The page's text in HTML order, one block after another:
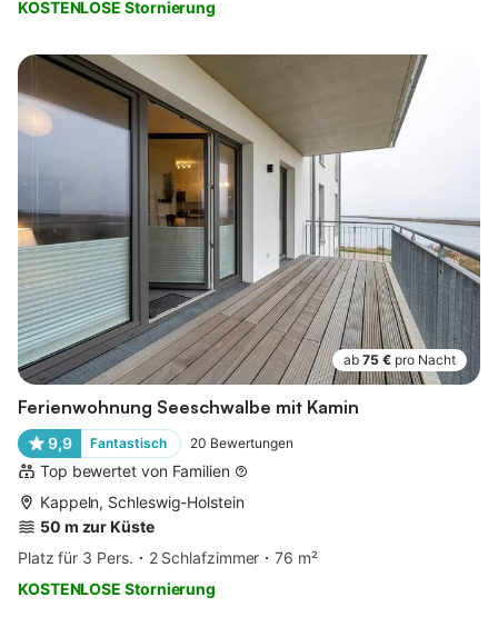
KOSTENLOSE Stornierung
ab 75 € pro Nacht
Ferienwohnung Seeschwalbe mit Kamin
9,9 Fantastisch 20 Bewertungen
Top bewertet von Familien
Kappeln, Schleswig-Holstein
50 m zur Küste
Platz für 3 Pers.
2 Schlafzimmer
76 m²
KOSTENLOSE Stornierung